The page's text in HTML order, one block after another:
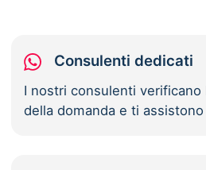
Consulenti dedicati
I nostri consulenti verificano
della domanda e ti